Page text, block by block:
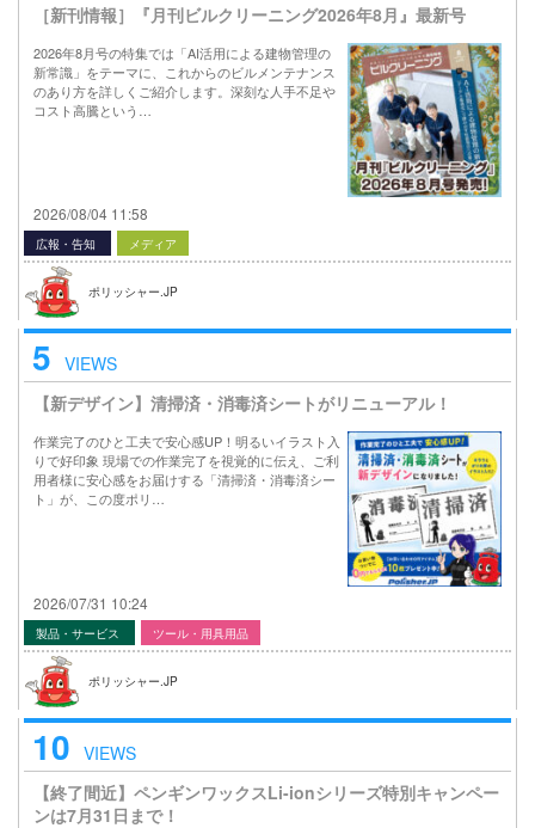
［新刊情報］『月刊ビルクリーニング2026年8月』最新号
2026年8月号の特集では「AI活用による建物管理の
新常識」をテーマに、これからのビルメンテナンス
のあり方を詳しくご紹介します。深刻な人手不足や
コスト高騰という…
2026/08/04 11:58
広報・告知 メディア
ポリッシャー.JP
5 VIEWS
【新デザイン】清掃済・消毒済シートがリニューアル！
作業完了のひと工夫で安心感UP！明るいイラスト入
りで好印象 現場での作業完了を視覚的に伝え、ご利
用者様に安心感をお届けする「清掃済・消毒済シー
ト」が、この度ポリ…
2026/07/31 10:24
製品・サービス ツール・用具用品
ポリッシャー.JP
10 VIEWS
【終了間近】ペンギンワックスLi-ionシリーズ特別キャンペー
ンは7月31日まで！